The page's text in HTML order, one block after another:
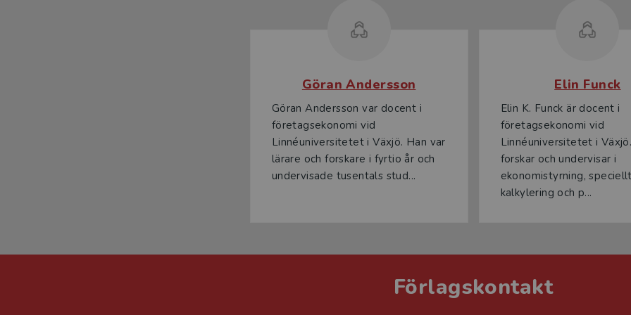
Göran Andersson
Göran Andersson var docent i
företagsekonomi vid
Linnéuniversitetet i Växjö. Han var
lärare och forskare i fyrtio år och
undervisade tusentals stud...
Elin Funck
Elin K. Funck är docent i
företagsekonomi vid
Linnéuniversitetet i
forskar och undervisar i
ekonomistyrning, speciellt
kalkylering och p...
Förlagskontakt